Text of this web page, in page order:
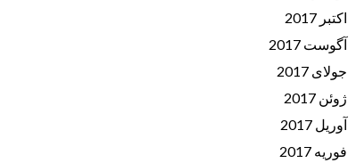
اکتبر 2017
آگوست 2017
جولای 2017
ژوئن 2017
آوریل 2017
فوریه 2017